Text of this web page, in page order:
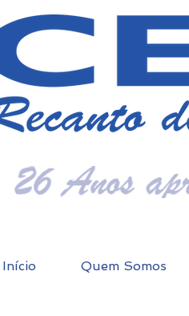
Início Quem Somos